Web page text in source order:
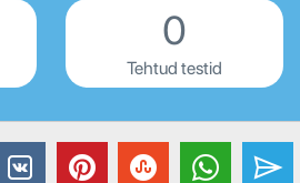
0
Tehtud testid